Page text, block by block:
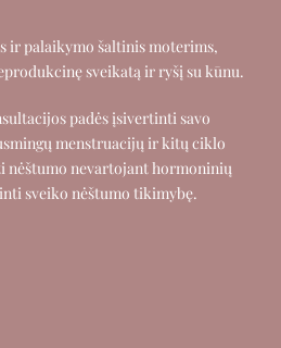
ir palaikymo šaltinis moterims,
sveikatą ir ryšį su kūnu.
padės įsivertinti savo
menstruacijų ir kitų ciklo
nėštumo nevartojant hormoninių
sveiko nėštumo tikimybę.